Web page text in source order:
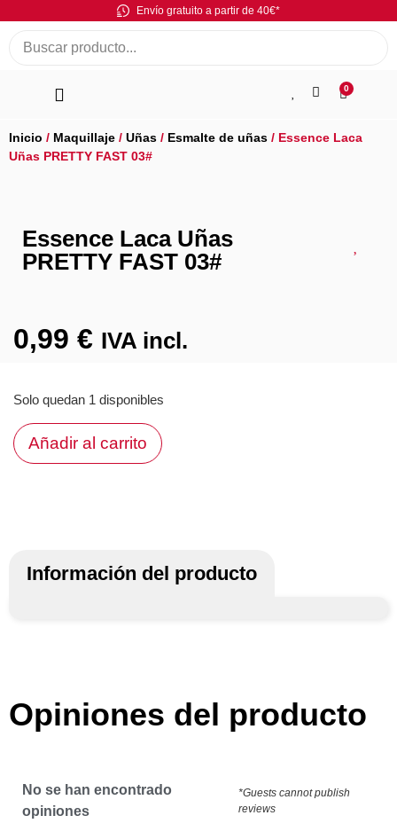
Envío gratuito a partir de 40€*
0
Inicio / Maquillaje / Uñas / Esmalte de uñas / Essence Laca
Uñas PRETTY FAST 03#
Essence Laca Uñas
PRETTY FAST 03#
0,99 € IVA incl.
Solo quedan 1 disponibles
Añadir al carrito
Información del producto
Opiniones del producto
No se han encontrado
opiniones
*Guests cannot publish
reviews